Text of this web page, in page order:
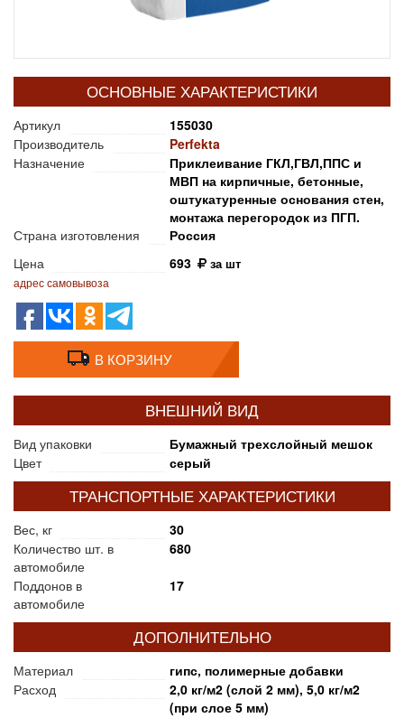
ОСНОВНЫЕ ХАРАКТЕРИСТИКИ
Артикул
155030
Производитель
Perfekta
Назначение
Приклеивание ГКЛ,ГВЛ,ППС и
МВП на кирпичные, бетонные,
оштукатуренные основания стен,
монтажа перегородок из ПГП.
Страна изготовления
Россия
Цена
693 за шт
адрес самовывоза
В КОРЗИНУ
ВНЕШНИЙ ВИД
Вид упаковки
Бумажный трехслойный мешок
Цвет
серый
ТРАНСПОРТНЫЕ ХАРАКТЕРИСТИКИ
Вес, кг
30
Количество шт. в
автомобиле
680
Поддонов в
автомобиле
17
ДОПОЛНИТЕЛЬНО
Материал
гипс, полимерные добавки
Расход
2,0 кг/м2 (слой 2 мм), 5,0 кг/м2
(при слое 5 мм)